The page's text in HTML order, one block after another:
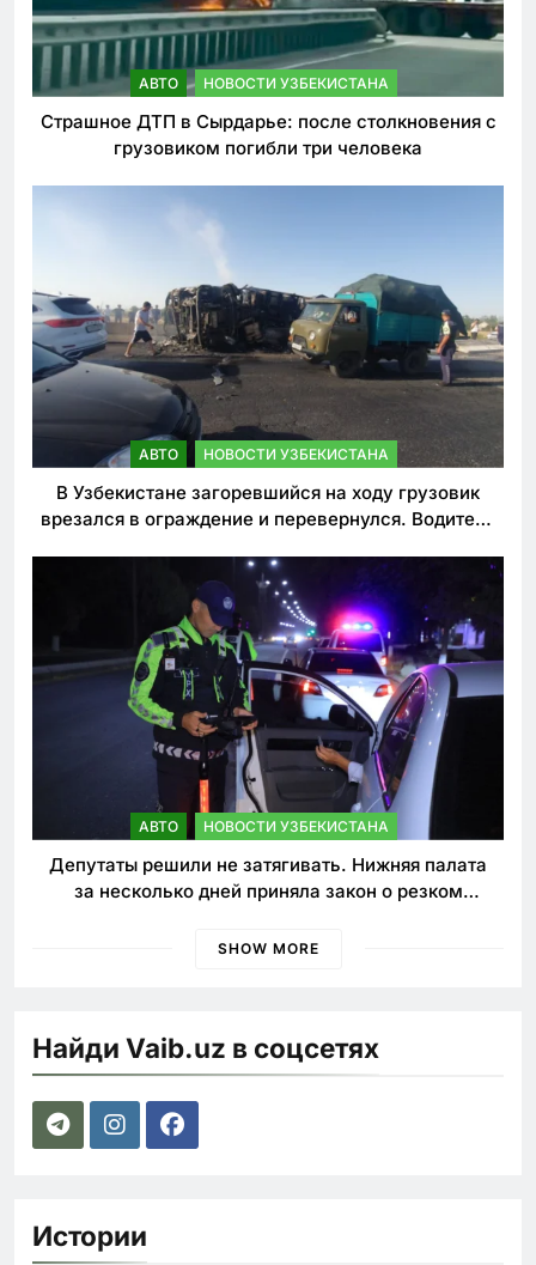
АВТО НОВОСТИ УЗБЕКИСТАНА
Страшное ДТП в Сырдарье: после столкновения с
грузовиком погибли три человека
АВТО НОВОСТИ УЗБЕКИСТАНА
В Узбекистане загоревшийся на ходу грузовик
врезался в ограждение и перевернулся. Водитель
АВТО НОВОСТИ УЗБЕКИСТАНА
Депутаты решили не затягивать. Нижняя палата
за несколько дней приняла закон о резком
SHOW MORE
Найди Vaib.uz в соцсетях
Истории